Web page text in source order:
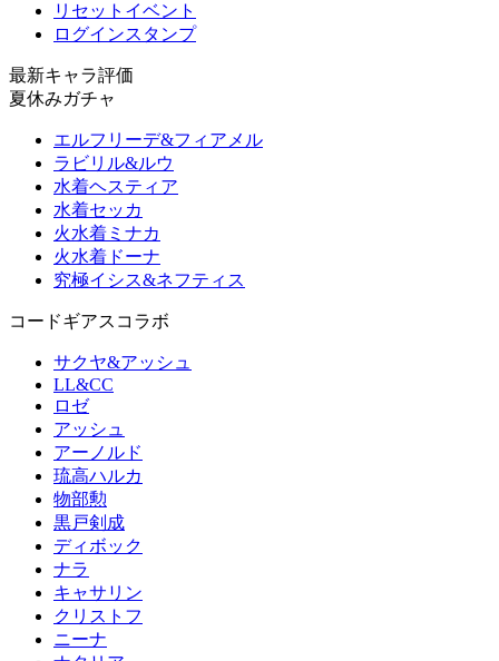
リセットイベント
ログインスタンプ
最新キャラ評価
夏休みガチャ
エルフリーデ&フィアメル
ラビリル&ルウ
水着ヘスティア
水着セッカ
火水着ミナカ
火水着ドーナ
究極イシス&ネフティス
コードギアスコラボ
サクヤ&アッシュ
LL&CC
ロゼ
アッシュ
アーノルド
琉高ハルカ
物部勲
黒戸剣成
ディボック
ナラ
キャサリン
クリストフ
ニーナ